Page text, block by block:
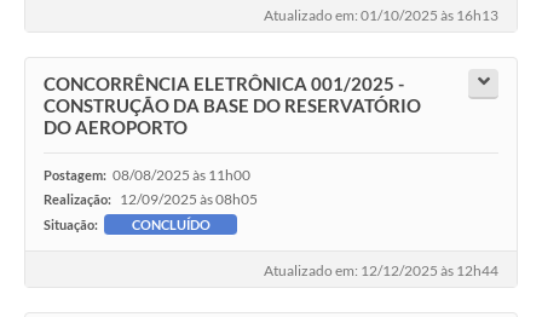
Atualizado em: 01/10/2025 às 16h13
CONCORRÊNCIA ELETRÔNICA 001/2025 -
CONSTRUÇÃO DA BASE DO RESERVATÓRIO
DO AEROPORTO
Postagem: 08/08/2025 às 11h00
Realização: 12/09/2025 às 08h05
Situação: CONCLUÍDO
Atualizado em: 12/12/2025 às 12h44